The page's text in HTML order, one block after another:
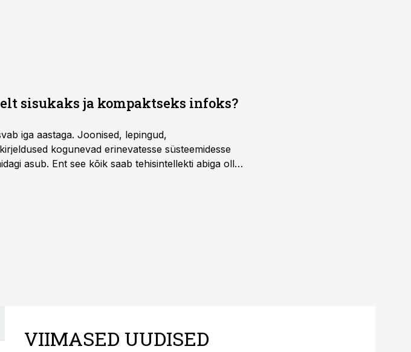
sisukaks ja kompaktseks infoks?
iga aastaga. Joonised, lepingud,
kogunevad erinevatesse süsteemidesse
asub. Ent see kõik saab tehisintellekti abiga olla
VIIMASED UUDISED